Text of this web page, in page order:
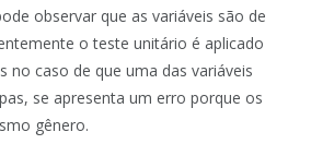
observar que as variáveis são de
o teste unitário é aplicado
no caso de que uma das variáveis
se apresenta um erro porque os
gênero.